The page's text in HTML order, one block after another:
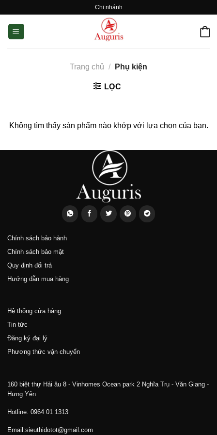
content
Chi nhánh
Trang chủ / Phụ kiện
LỌC
Không tìm thấy sản phẩm nào khớp với lựa chọn của bạn.
Chính sách bảo hành
Chính sách bảo mật
Quy định đổi trả
Hướng dẫn mua hàng
Hệ thống cửa hàng
Tin tức
Đăng ký đại lý
Phương thức vận chuyển
160 biệt thự Hải âu 8 - Vinhomes Ocean park 2 Nghĩa Trụ - Văn Giang -
Hưng Yên
Hotline: 0964 01 1313
Email:sieuthidotot@gmail.com